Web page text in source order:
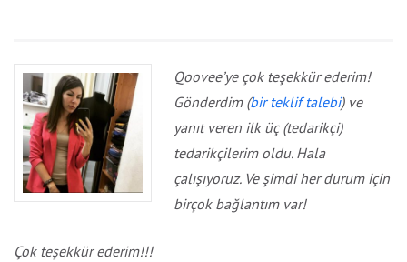
Qoovee’ye çok teşekkür ederim!
Gönderdim (bir teklif talebi) ve
yanıt veren ilk üç (tedarikçi)
tedarikçilerim oldu. Hala
çalışıyoruz. Ve şimdi her durum için
birçok bağlantım var!
Çok teşekkür ederim!!!